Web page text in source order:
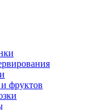
фруктов